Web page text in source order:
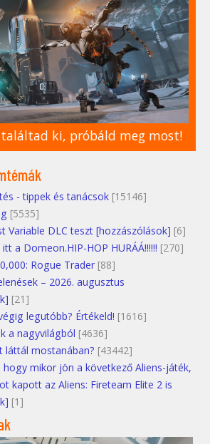
ki, próbáld meg most!
- tippek és tanácsok [15146]
[5535]
Variable DLC teszt [hozzászólások] [6]
a Domeon.HIP-HOP HURÁÁ!!!!!! [270]
Rogue Trader [88]
– 2026. augusztus
[21]
legutóbb? Értékeld! [1616]
a nagyvilágból [4636]
láttál mostanában? [43442]
hogy mikor jön a következő Aliens-játék,
kapott az Aliens: Fireteam Elite 2 is
[1]